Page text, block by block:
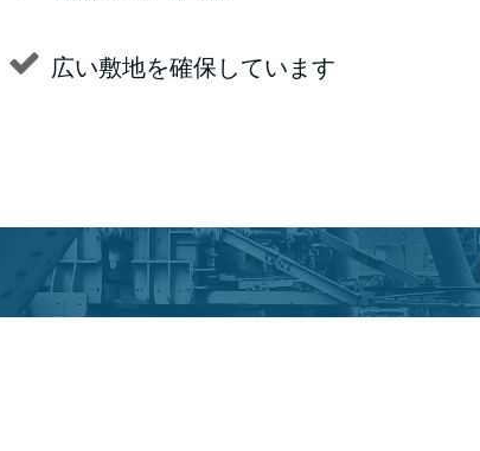
広い敷地を確保しています